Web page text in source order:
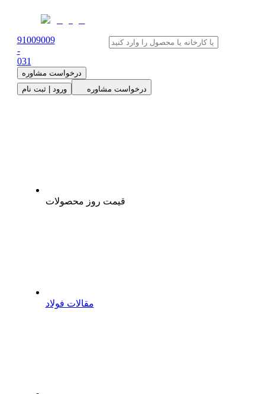
91009009
-
031
درخواست مشاوره
ورود | ثبت نام
درخواست مشاوره
قیمت روز محصولات
مقالات فولاد